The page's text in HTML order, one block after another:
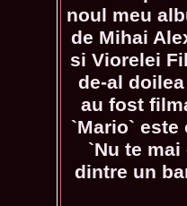
noul meu
de Mihai
si Viorelei
de-al
au fost
`Mario`
`Nu te
dintre un